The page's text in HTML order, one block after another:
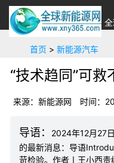
首页 > 新能源汽车
“技术趋同”可
来源：新能源网 时间：
2024年12月27
的最新消息：导语
苛检验。作者丨王小西